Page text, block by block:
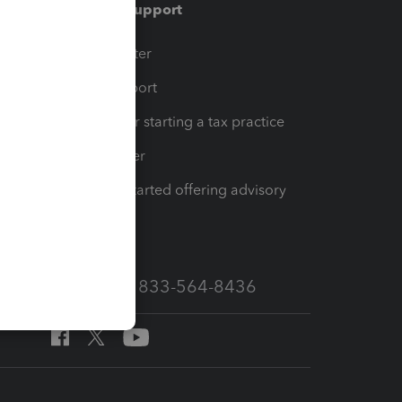
Training & support
Training Center
Learn & Support
Resources for starting a tax practice
Tax Pro Center
How to get started offering advisory
Call Sales: 833-564-8436